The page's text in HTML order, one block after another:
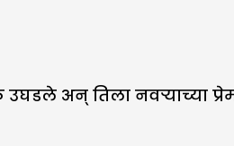
अन् तिला नवऱ्याच्या